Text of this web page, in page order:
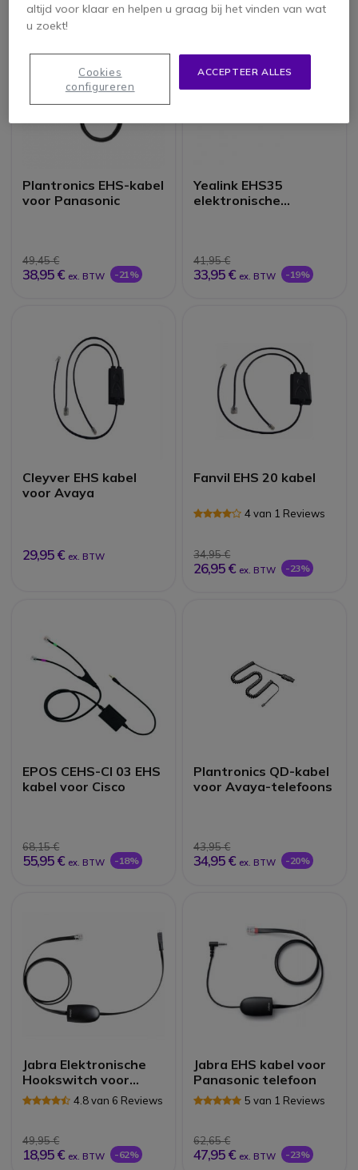
Plantronics EHS-kabel
voor Panasonic
49,45 €
38,95 € ex. BTW -21%
Yealink EHS35
elektronische
41,95 €
33,95 € ex. BTW -19%
Cleyver EHS kabel
voor Avaya
29,95 € ex. BTW
Fanvil EHS 20 kabel
4 van 1 Reviews
34,95 €
26,95 € ex. BTW -23%
EPOS CEHS-CI 03 EHS
kabel voor Cisco
68,15 €
55,95 € ex. BTW -18%
Plantronics QD-kabel
voor Avaya-telefoons
43,95 €
34,95 € ex. BTW -20%
Jabra Elektronische
Hookswitch voor
Polycom4.8 van 6 Reviews
49,95 €
18,95 € ex. BTW -62%
Jabra EHS kabel voor
Panasonic telefoon
5 van 1 Reviews
62,65 €
47,95 € ex. BTW -23%
altijd voor klaar en helpen u graag bij het vinden van wat
u zoekt!
ACCEPTEER ALLES
Cookies
configureren